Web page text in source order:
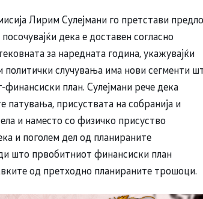
Лирим Сулејмани го претстави
дека е доставен согласно
за наредната година, укажувајќи
политички случувања има нови сегменти
план. Сулејмани рече дека
патувања, присуствата на собранија и
и наместо со физичко присуство
и поголем дел од планираните
што првобитниот финансиски план
од претходно планираните трошоци.